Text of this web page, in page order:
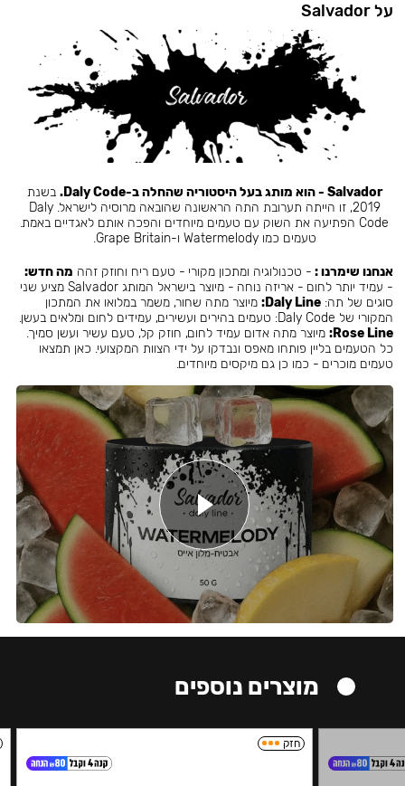
על Salvador
Salvador - הוא מותג בעל היסטוריה שהחלה ב-Daly Code.
בשנת
2019, זו הייתה תערובת התה הראשונה שהובאה מרוסיה לישראל. Daly
Code הפתיעה את השוק עם טעמים מיוחדים והפכה אותם לאגדיים באמת.
טעמים כמו Watermelody ו-Grape Britain.
אנחנו שימרנו : - טכנולוגיה ומתכון מקורי - טעם ריח וחוזק זהה מה חדש:
- עמיד יותר לחום - אריזה נוחה - מיוצר בישראל המותג Salvador מציע שני
סוגים של תה:Daly Line: מיוצר מתה שחור, משמר במלואו את המתכון
המקורי של Daly Code: טעמים בהירים ועשירים, עמידים לחום ומלאים בעשן.
Rose Line: מיוצר מתה אדום עמיד לחום, חוזק קל, טעם עשיר ועשן סמיך.
כל הטעמים בליין פותחו מאפס ונבדקו על ידי הצוות המקצועי. כאן תמצאו
טעמים מוכרים - כמו כן גם מיקסים מיוחדים.
מוצרים נוספים
חזק